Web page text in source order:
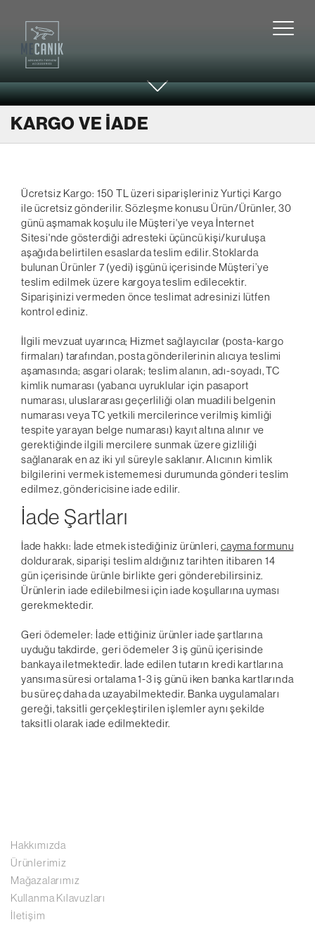
KARGO VE İADE
Ücretsiz Kargo: 150 TL üzeri siparişleriniz Yurtiçi Kargo
ile ücretsiz gönderilir. Sözleşme konusu Ürün/Ürünler, 30
günü aşmamak koşulu ile Müşteri'ye veya İnternet
Sitesi'nde gösterdiği adresteki üçüncü kişi/kuruluşa
aşağıda belirtilen esaslarda teslim edilir. Stoklarda
bulunan Ürünler 7 (yedi) işgünü içerisinde Müşteri’ye
teslim edilmek üzere kargoya teslim edilecektir.
Siparişinizi vermeden önce teslimat adresinizi lütfen
kontrol ediniz.
İlgili mevzuat uyarınca; Hizmet sağlayıcılar (posta-kargo
firmaları) tarafından, posta gönderilerinin alıcıya teslimi
aşamasında; asgari olarak; teslim alanın, adı-soyadı, TC
kimlik numarası (yabancı uyruklular için pasaport
numarası, uluslararası geçerliliği olan muadili belgenin
numarası veya TC yetkili mercilerince verilmiş kimliği
tespite yarayan belge numarası) kayıt altına alınır ve
gerektiğinde ilgili mercilere sunmak üzere gizliliği
sağlanarak en az iki yıl süreyle saklanır. Alıcının kimlik
bilgilerini vermek istememesi durumunda gönderi teslim
edilmez, göndericisine iade edilir.
İade Şartları
İade hakkı: İade etmek istediğiniz ürünleri, cayma formunu
doldurarak, siparişi teslim aldığınız tarihten itibaren 14
gün içerisinde ürünle birlikte geri gönderebilirsiniz.
Ürünlerin iade edilebilmesi için iade koşullarına uyması
gerekmektedir.
Geri ödemeler: İade ettiğiniz ürünler iade şartlarına
uyduğu takdirde, geri ödemeler 3 iş günü içerisinde
bankaya iletmektedir. İade edilen tutarın kredi kartlarına
yansıma süresi ortalama 1-3 iş günü iken banka kartlarında
bu süreç daha da uzayabilmektedir. Banka uygulamaları
gereği, taksitli gerçekleştirilen işlemler aynı şekilde
taksitli olarak iade edilmektedir.
Hakkımızda
Ürünlerimiz
Mağazalarımız
Kullanma Kılavuzları
İletişim